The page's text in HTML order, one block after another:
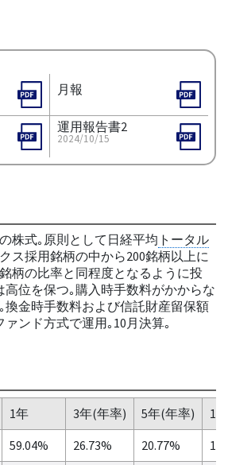
月報
運用報告書2
2024/10/15
株式｡原則として日経平均 トータル
ス採用銘柄の中から200銘柄以上に
柄の比率と同程度となるように投
高位を保つ｡購入時手数料がかからな
換金時手数料および信託財産留保額
ンド方式で運用｡10月決算｡
1年 3年(年率) 5年(年率)
10
59.04% 26.73% 20.77%